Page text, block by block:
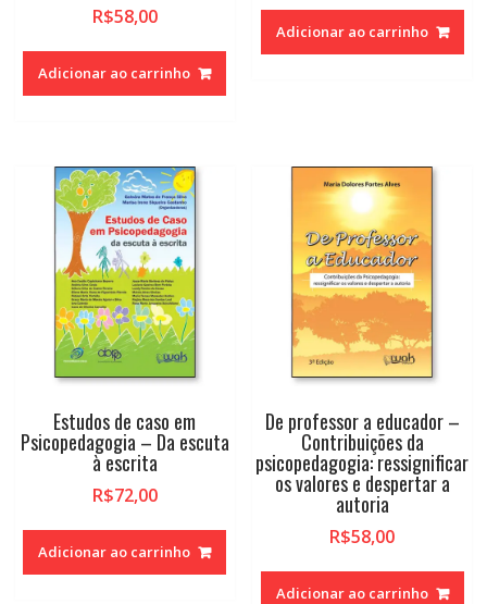
R$58,00
Adicionar ao carrinho
Adicionar ao carrinho
Estudos de caso em
Psicopedagogia – Da escuta
à escrita
R$72,00
Adicionar ao carrinho
De professor a educador –
Contribuições da
psicopedagogia: ressignificar
os valores e despertar a
autoria
R$58,00
Adicionar ao carrinho